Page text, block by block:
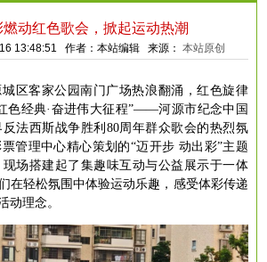
动红色歌会，掀起运动热潮
13:48:51 作者：本站编辑 来源：本站原创
城区客家公园南门广场热浪翻涌，红色旋律
色经典·奋进伟大征程”——河源市纪念中国
法西斯战争胜利80周年群众歌会的热烈氛
管理中心精心策划的“迈开步 动出彩”主题
场搭建起了集趣味互动与公益展示于一体
在轻松氛围中体验运动乐趣，感受体彩传递
动理念。